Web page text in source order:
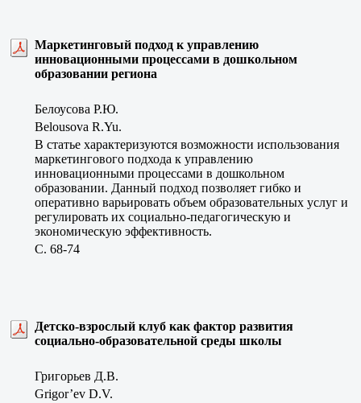
Маркетинговый подход к управлению
инновационными процессами в дошкольном
образовании региона
Белоусова Р.Ю.
Belousova R.Yu.
В статье характеризуются возможности использования
маркетингового подхода к управлению
инновационными процессами в дошкольном
образовании. Данный подход позволяет гибко и
оперативно варьировать объем образовательных услуг и
регулировать их социально-педагогическую и
экономическую эффективность.
C. 68-74
Детско-взрослый клуб как фактор развития
социально-образовательной среды школы
Григорьев Д.В.
Grigor’ev D.V.